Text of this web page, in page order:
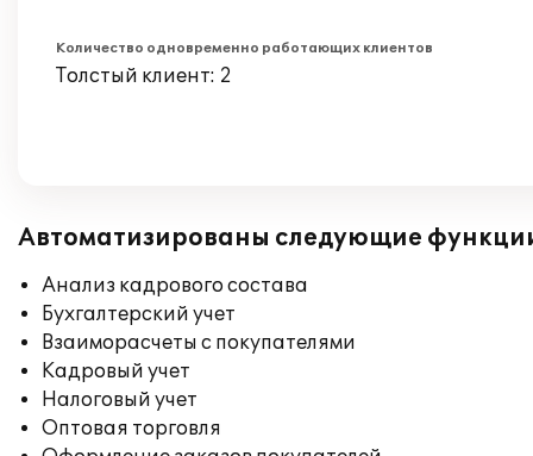
Количество одновременно работающих клиентов
Толстый клиент: 2
Автоматизированы следующие
Анализ кадрового состава
Бухгалтерский учет
Взаиморасчеты с покупателями
Кадровый учет
Налоговый учет
Оптовая торговля